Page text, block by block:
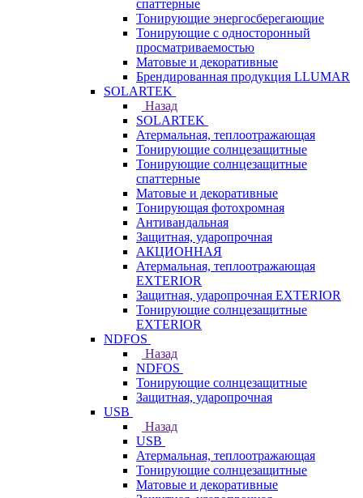
спаттерные
Тонирующие энергосберегающие
Тонирующие с односторонный
просматриваемостью
Матовые и декоративные
Брендированная продукция LLUMAR
SOLARTEK
Назад
SOLARTEK
Атермальная, теплоотражающая
Тонирующие солнцезащитные
Тонирующие солнцезащитные
спаттерные
Матовые и декоративные
Тонирующая фотохромная
Антивандальная
Защитная, ударопрочная
АКЦИОННАЯ
Атермальная, теплоотражающая
EXTERIOR
Защитная, ударопрочная EXTERIOR
Тонирующие солнцезащитные
EXTERIOR
NDFOS
Назад
NDFOS
Тонирующие солнцезащитные
Защитная, ударопрочная
USB
Назад
USB
Атермальная, теплоотражающая
Тонирующие солнцезащитные
Матовые и декоративные